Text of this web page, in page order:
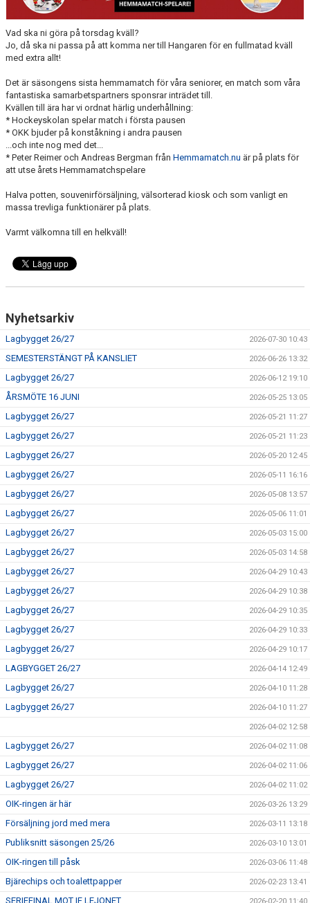
Vad ska ni göra på torsdag kväll?
Jo, då ska ni passa på att komma ner till Hangaren för en fullmatad kväll
med extra allt!
Det är säsongens sista hemmamatch för våra seniorer, en match som våra
fantastiska samarbetspartners sponsrar inträdet till.
Kvällen till ära har vi ordnat härlig underhållning:
* Hockeyskolan spelar match i första pausen
* OKK bjuder på konståkning i andra pausen
...och inte nog med det...
* Peter Reimer och Andreas Bergman från Hemmamatch.nu är på plats för
att utse årets Hemmamatchspelare
Halva potten, souvenirförsäljning, välsorterad kiosk och som vanligt en
massa trevliga funktionärer på plats.
Varmt välkomna till en helkväll!
Nyhetsarkiv
Lagbygget 26/27 2026-07-30 10:43
SEMESTERSTÄNGT PÅ KANSLIET 2026-06-26 13:32
Lagbygget 26/27 2026-06-12 19:10
ÅRSMÖTE 16 JUNI 2026-05-25 13:05
Lagbygget 26/27 2026-05-21 11:27
Lagbygget 26/27 2026-05-21 11:23
Lagbygget 26/27 2026-05-20 12:45
Lagbygget 26/27 2026-05-11 16:16
Lagbygget 26/27 2026-05-08 13:57
Lagbygget 26/27 2026-05-06 11:01
Lagbygget 26/27 2026-05-03 15:00
Lagbygget 26/27 2026-05-03 14:58
Lagbygget 26/27 2026-04-29 10:43
Lagbygget 26/27 2026-04-29 10:38
Lagbygget 26/27 2026-04-29 10:35
Lagbygget 26/27 2026-04-29 10:33
Lagbygget 26/27 2026-04-29 10:17
LAGBYGGET 26/27 2026-04-14 12:49
Lagbygget 26/27 2026-04-10 11:28
Lagbygget 26/27 2026-04-10 11:27
2026-04-02 12:58
Lagbygget 26/27 2026-04-02 11:08
Lagbygget 26/27 2026-04-02 11:06
Lagbygget 26/27 2026-04-02 11:02
OIK-ringen är här 2026-03-26 13:29
Försäljning jord med mera 2026-03-11 13:18
Publiksnitt säsongen 25/26 2026-03-10 13:01
OIK-ringen till påsk 2026-03-06 11:48
Bjärechips och toalettpapper 2026-02-23 13:41
SERIEFINAL MOT IF LEJONET